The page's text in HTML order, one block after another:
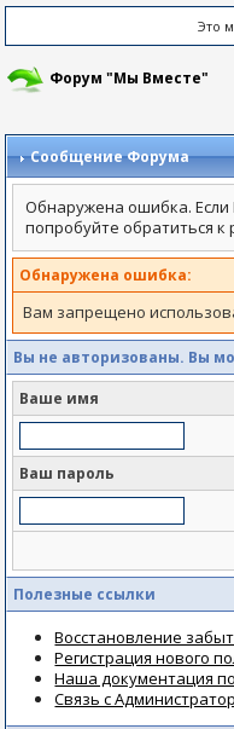
Это
Форум "Мы Вместе"
Сообщение Форума
Обнаружена ошибка.
попробуйте обратиться
Обнаружена ошибка:
Вам запрещено
Вы не авторизованы. Вы
Ваше имя
Ваш пароль
Полезные ссылки
Восстановление
Регистрация нового
Наша документация
Связь с